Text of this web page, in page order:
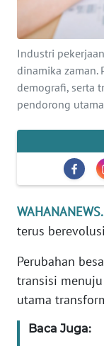
Industri
dinamika zaman.
demografi, serta
pendorong
terus
Perubahan
transisi
utama
Baca Juga:
SERBA-SERBI
PENDIDIKAN
OLAHRAGA
OPINI
EDITORIAL
Informasi
INDEKS
KAMI
INFO